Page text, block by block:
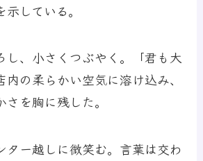
している。
し、小さくつぶやく。「君も大
の柔らかい空気に溶け込み、
を胸に残した。
ター越しに微笑む。言葉は交わ